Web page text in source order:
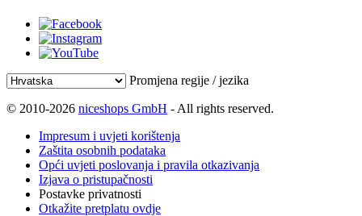
Promjena regije / jezika
© 2010-2026 niceshops GmbH - All rights reserved.
Impresum i uvjeti korištenja
Zaštita osobnih podataka
Opći uvjeti poslovanja i pravila otkazivanja
Izjava o pristupačnosti
Postavke privatnosti
Otkažite pretplatu ovdje